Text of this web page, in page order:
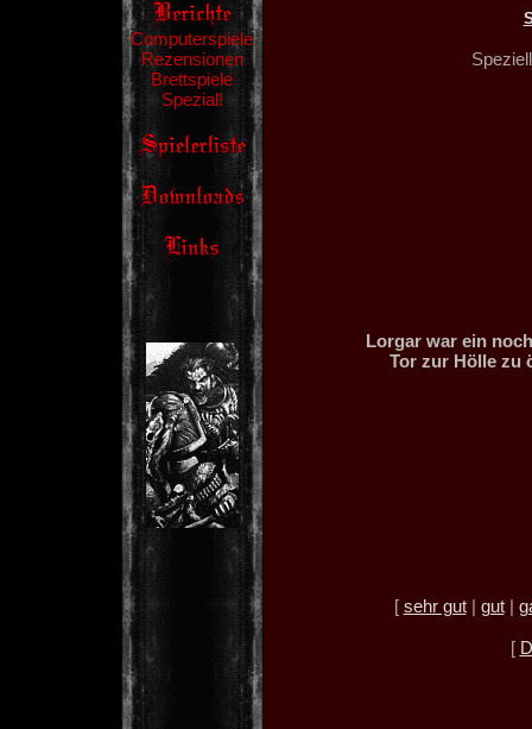
Computerspiele
Rezensionen
Brettspiele
Spezial!
Lorgar war ein
Tor zur Hölle zu
[ sehr gut| gut|
[